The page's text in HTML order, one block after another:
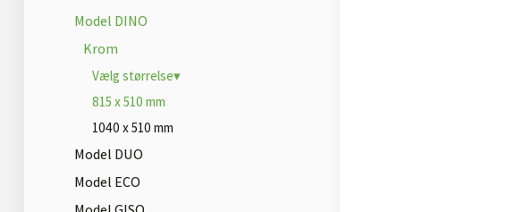
Model DINO
Krom
Vælg størrelse▾
815 x 510 mm
1040 x 510 mm
Model DUO
Model ECO